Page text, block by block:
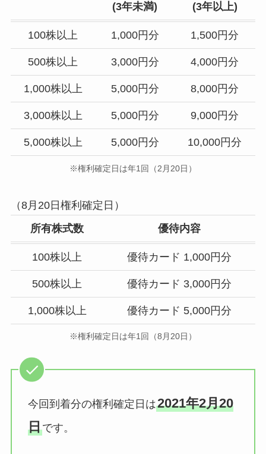
(3年未満)
(3年以上)
100株以上 1,000円分 1,500円分
500株以上 3,000円分 4,000円分
1,000株以上 5,000円分 8,000円分
3,000株以上 5,000円分 9,000円分
5,000株以上 5,000円分 10,000円分
※権利確定日は年1回（2月20日）
（8月20日権利確定日）
所有株式数
優待内容
100株以上 優待カード 1,000円分
500株以上 優待カード 3,000円分
1,000株以上 優待カード 5,000円分
※権利確定日は年1回（8月20日）
今回到着分の権利確定日は2021年2月20
日です。